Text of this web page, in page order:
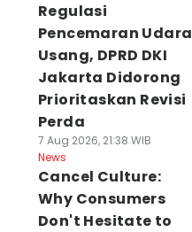
Regulasi
Pencemaran Udara
Usang, DPRD DKI
Jakarta Didorong
Prioritaskan Revisi
Perda
7 Aug 2026, 21:38 WIB
News
Cancel Culture:
Why Consumers
Don't Hesitate to